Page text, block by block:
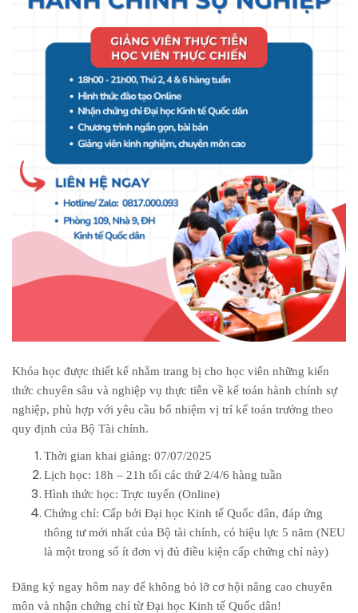
Khóa học được thiết kế nhằm trang bị cho học viên những kiến
thức chuyên sâu và nghiệp vụ thực tiễn về kế toán hành chính sự
nghiệp, phù hợp với yêu cầu bổ nhiệm vị trí kế toán trưởng theo
quy định của Bộ Tài chính.
Thời gian khai giảng: 07/07/2025
Lịch học: 18h – 21h tối các thứ 2/4/6 hàng tuần
Hình thức học: Trực tuyến (Online)
Chứng chỉ: Cấp bởi Đại học Kinh tế Quốc dân, đáp ứng
thông tư mới nhất của Bộ tài chính, có hiệu lực 5 năm (NEU
là một trong số ít đơn vị đủ điều kiện cấp chứng chỉ này)
Đăng ký ngay hôm nay để không bỏ lỡ cơ hội nâng cao chuyên
môn và nhận chứng chỉ từ Đại học Kinh tế Quốc dân!